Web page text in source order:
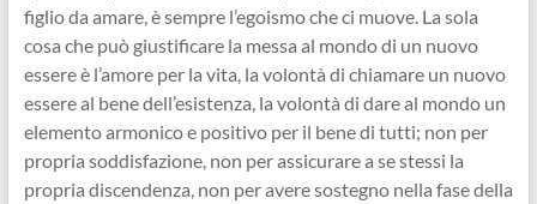
figlio da amare, è sempre l’egoismo che ci muove. La sola
cosa che può giustificare la messa al mondo di un nuovo
essere è l’amore per la vita, la volontà di chiamare un nuovo
essere al bene dell’esistenza, la volontà di dare al mondo un
elemento armonico e positivo per il bene di tutti; non per
propria soddisfazione, non per assicurare a se stessi la
propria discendenza, non per avere sostegno nella fase della